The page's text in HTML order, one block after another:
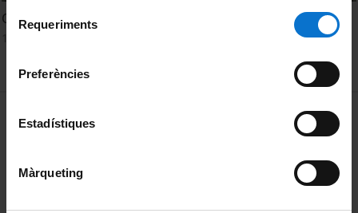
consultar laPolítica de galetes del lloc web de la
de Requeriments
Preferències
Estadístiques
Màrqueting
Que arriben els Beatles!
MENÚ PEU 1
Privadesa i termes